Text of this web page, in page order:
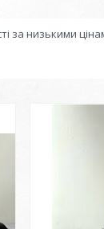
за низькими